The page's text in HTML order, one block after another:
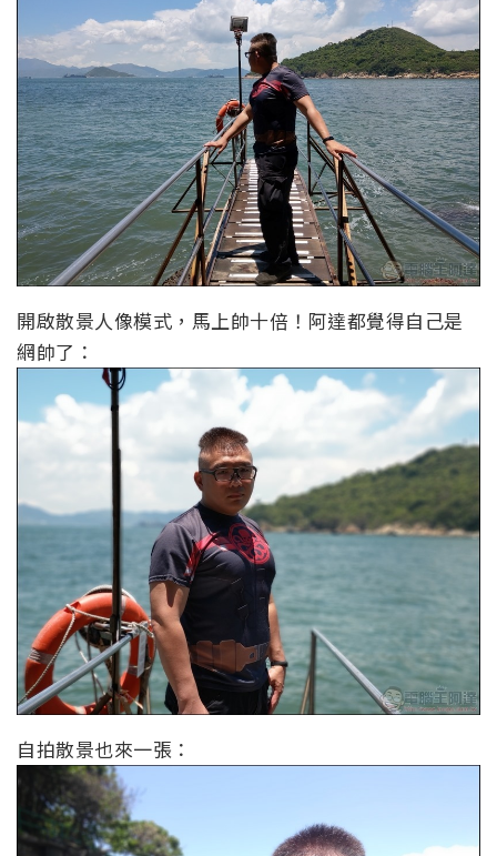
開啟散景人像模式，馬上帥十倍！阿達都覺得自己是
網帥了：
自拍散景也來一張：